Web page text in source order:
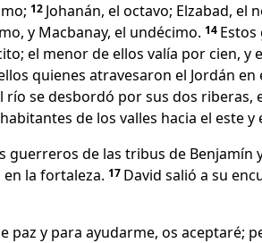
12 Johanán, el octavo; Elzabad, el
y Macbanay, el undécimo. 14 Estos
el menor de ellos valía por cien, y
quienes atravesaron el Jordán en
río se desbordó por sus dos riberas,
de los valles hacia el este y
guerreros de las tribus de Benjamín
la fortaleza. 17 David salió a su
paz y para ayudarme, os aceptaré;